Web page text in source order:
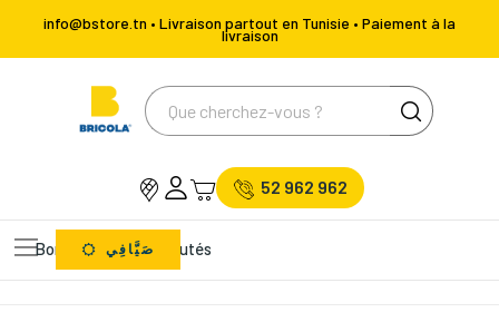
info@bstore.tn • Livraison partout en Tunisie • Paiement à la
livraison
52 962 962
Bons Plans Nouveautés
صَيَّافِي